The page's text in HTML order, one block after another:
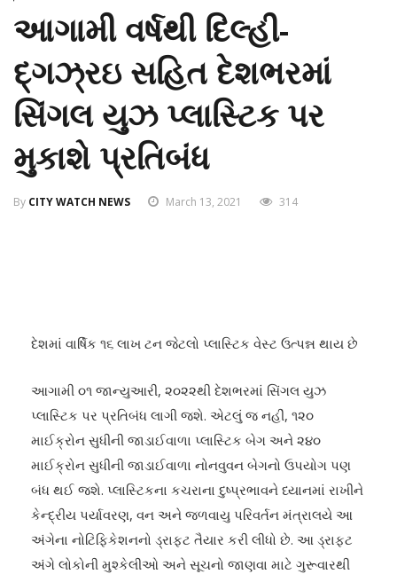
આગામી વર્ષથી દિલ્હી-
દ્ગઝ્રઇ સહિત દેશભરમાં
સિંગલ યુઝ પ્લાસ્ટિક પર
મુકાશે પ્રતિબંધ
By CITY WATCH NEWS March 13, 2021 314
દેશમાં વાર્ષિક ૧૬ લાખ ટન જેટલો પ્લાસ્ટિક વેસ્ટ ઉત્પન્ન થાય છે
આગામી ૦૧ જાન્યુઆરી, ૨૦૨૨થી દેશભરમાં સિંગલ યુઝ
પ્લાસ્ટિક પર પ્રતિબંધ લાગી જશે. એટલું જ નહીં, ૧૨૦
માઈક્રોન સુધીની જાડાઈવાળા પ્લાસ્ટિક બેગ અને ૨૪૦
માઈક્રોન સુધીની જાડાઈવાળા નોનવુવન બેગનો ઉપયોગ પણ
બંધ થઈ જશે. પ્લાસ્ટિકના કચરાના દુષ્પ્રભાવને ધ્યાનમાં રાખીને
કેન્દ્રીય પર્યાવરણ, વન અને જળવાયુ પરિવર્તન મંત્રાલયે આ
અંગેના નોટિફિકેશનનો ડ્રાફ્ટ તૈયાર કરી લીધો છે. આ ડ્રાફ્ટ
અંગે લોકોની મુશ્કેલીઓ અને સૂચનો જાણવા માટે ગુરૂવારથી